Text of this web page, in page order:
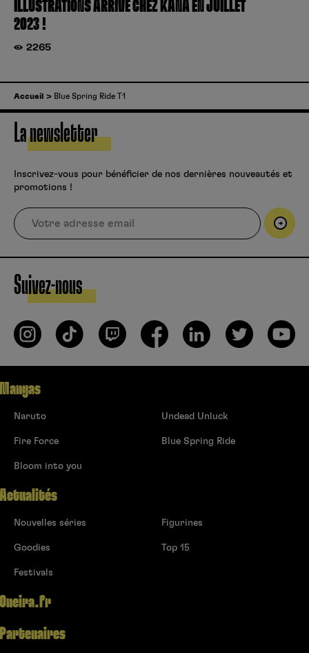
ILLUSTRATIONS ARRIVE CHEZ KANA EN JUILLET
2023 !
2265
Accueil Blue Spring Ride T1
La newsletter
Inscrivez-vous pour bénéficier de nos dernières nouveautés et
promotions !
Suivez-nous
Mangas
Naruto
Fire Force
Bloom into you
Undead Unluck
Blue Spring Ride
Actualités
Nouvelles séries
Goodies
Festivals
Figurines
Top 15
Oneira.fr
Partenaires